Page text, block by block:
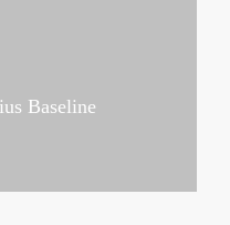
Baseline